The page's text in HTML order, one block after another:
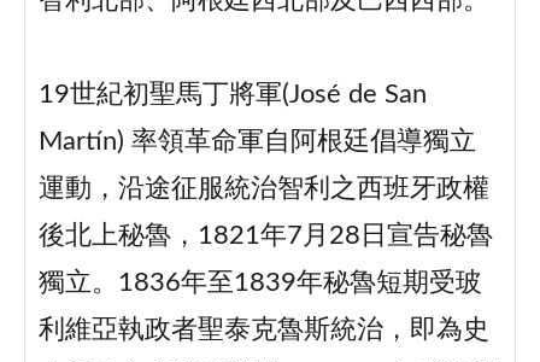
19世紀初聖馬丁將軍(José de San
Martín) 率領革命軍自阿根廷倡導獨立
運動，沿途征服統治智利之西班牙政權
後北上秘魯，1821年7月28日宣告秘魯
獨立。1836年至1839年秘魯短期受玻
利維亞執政者聖泰克魯斯統治，即為史